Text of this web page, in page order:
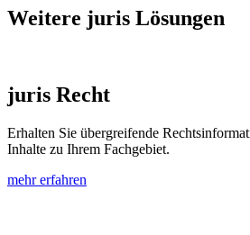
Weitere juris Lösungen
juris Recht
Erhalten Sie übergreifende
Inhalte zu Ihrem Fachgebiet.
mehr erfahren